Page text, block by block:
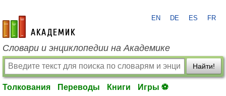
academic.ru
EN DE ES FR
Словари и энциклопедии на Академике
Найти!
Толкования Переводы Книги Игры ⚽